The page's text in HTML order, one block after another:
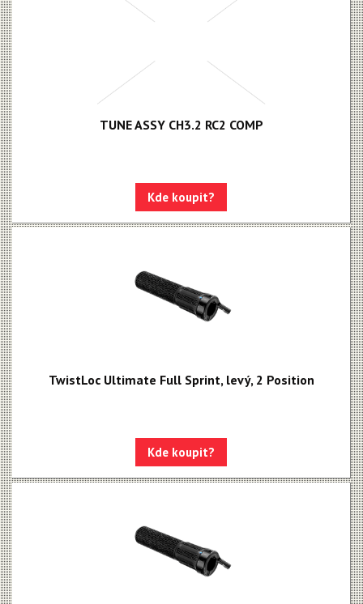
TUNE ASSY CH3.2 RC2 COMP
Kde koupit?
TwistLoc Ultimate Full Sprint, levý, 2 Position
Kde koupit?